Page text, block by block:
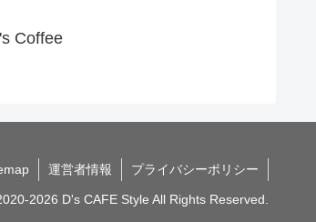
Coffee
運営者情報 プライバシーポリシー
2026 D's CAFE Style All Rights Reserved.